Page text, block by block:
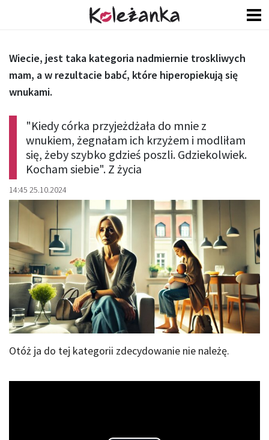
"Kiedy córka przyjeżdżała do mnie z
wnukiem, żegnałam ich krzyżem i modliłam
się, żeby szybko gdzieś poszli. Gdziekolwiek.
Kocham siebie". Z życia
14:45 25.10.2024
Wiecie, jest taka kategoria nadmiernie troskliwych
mam, a w rezultacie babć, które hiperopiekują się
wnukami.
Otóż ja do tej kategorii zdecydowanie nie należę.